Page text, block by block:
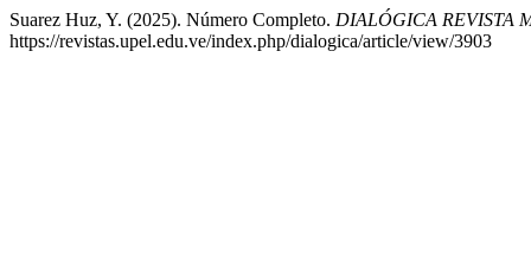
Suarez Huz, Y. (2025). Número Completo. DIALÓGICA REVISTA
https://revistas.upel.edu.ve/index.php/dialogica/article/view/3903